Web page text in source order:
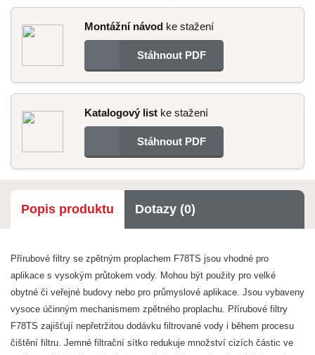
Montážní návod ke stažení
Stáhnout PDF
Katalogový list ke stažení
Stáhnout PDF
Popis produktu Dotazy (0)
Přírubové filtry se zpětným proplachem F78TS jsou vhodné pro
aplikace s vysokým průtokem vody. Mohou být použity pro velké
obytné či veřejné budovy nebo pro průmyslové aplikace. Jsou vybaveny
vysoce účinným mechanismem zpětného proplachu. Přírubové filtry
F78TS zajišťují nepřetržitou dodávku filtrované vody i během procesu
čištění filtru. Jemné filtrační sítko redukuje množství cizích částic ve